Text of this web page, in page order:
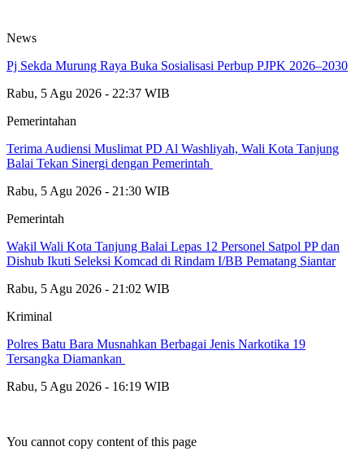
News
Pj Sekda Murung Raya Buka Sosialisasi Perbup PJPK 2026–2030
Rabu, 5 Agu 2026 - 22:37 WIB
Pemerintahan
Terima Audiensi Muslimat PD Al Washliyah, Wali Kota Tanjung
Balai Tekan Sinergi dengan Pemerintah
Rabu, 5 Agu 2026 - 21:30 WIB
Pemerintah
Wakil Wali Kota Tanjung Balai Lepas 12 Personel Satpol PP dan
Dishub Ikuti Seleksi Komcad di Rindam I/BB Pematang Siantar
Rabu, 5 Agu 2026 - 21:02 WIB
Kriminal
Polres Batu Bara Musnahkan Berbagai Jenis Narkotika 19
Tersangka Diamankan
Rabu, 5 Agu 2026 - 16:19 WIB
You cannot copy content of this page